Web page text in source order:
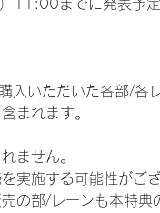
11:00までに発表予定
入いただいた各部/各
まれます。
ません。
実施する可能性がござ
の部/レーンも本特典